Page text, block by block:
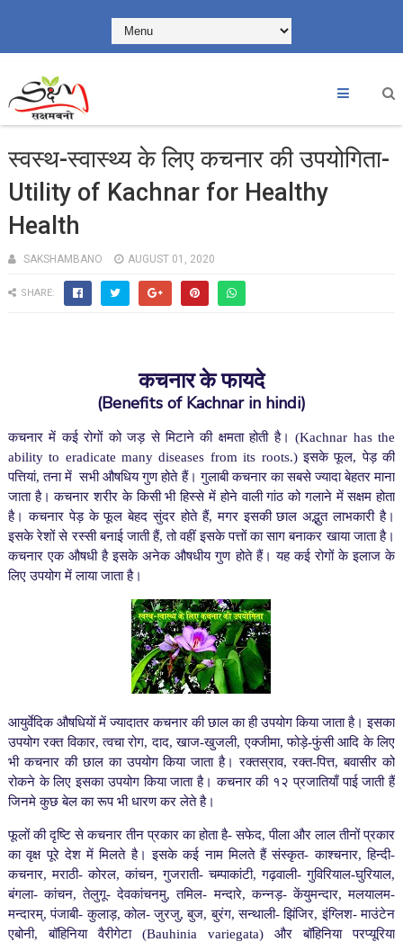
स्वस्थ-स्वास्थ्य के लिए कचनार की उपयोगिता-
Utility of Kachnar for Healthy
Health
SAKSHAMBANO AUGUST 01, 2020
SHARE:
कचनारके फायदे
(Benefits of Kachnar in hindi)
कचनार में कई रोगों को जड़ से मिटाने की क्षमता होती है। (Kachnar has the
ability to eradicate many diseases from its roots.) इसके फूल, पेड़ की
पत्तियां, तना में सभी औषधिय गुण होते हैं। गुलाबी कचनार का सबसे ज्यादा बेहतर माना
जाता है। कचनार शरीर के किसी भी हिस्से में होने वाली गांठ को गलाने में सक्षम होता
है। कचनार पेड़ के फूल बेहद सुंदर होते हैं, मगर इसकी छाल अद्भुत लाभकारी है।
इसके रेशों से रस्सी बनाई जाती हैं, तो वहीं इसके पत्तों का साग बनाकर खाया जाता है।
कचनार एक औषधी है इसके अनेक औषधीय गुण होते हैं। यह कई रोगों के इलाज के
लिए उपयोग में लाया जाता है।
आयुर्वेदिक औषधियों में ज्यादातर कचनार की छाल का ही उपयोग किया जाता है। इसका
उपयोग रक्त विकार, त्वचा रोग, दाद, खाज-खुजली, एक्जीमा, फोड़े-फुंसी आदि के लिए
भी कचनार की छाल का उपयोग किया जाता है। रक्तस्राव, रक्त-पित्त, बवासीर को
रोकने के लिए इसका उपयोग किया जाता है। कचनार की १२ प्रजातियाँ पाई जाती हैं
जिनमे कुछ बेल का रूप भी धारण कर लेते है।
फूलों की दृष्टि से कचनार तीन प्रकार का होता है- सफेद, पीला और लाल तीनों प्रकार
का वृक्ष पूरे देश में मिलते है। इसके कई नाम मिलते हैं संस्कृत- काश्चनार, हिन्दी-
कचनार, मराठी- कोरल, कांचन, गुजराती- चम्पाकांटी, गढ़वाली- गुविरियाल-घुरियाल,
बंगला- कांचन, तेलुगू- देवकांचनमु, तमिल- मन्दारे, कन्नड़- केंयुमन्दार, मलयालम-
मन्दारम्, पंजाबी- कुलाड़, कोल- जुरजु, बुज, बुरंग, सन्थाली- झिंजिर, इंग्लिश- माउंटेन
एबोनी, बॉहिनिया वैरीगेटा (Bauhinia variegata) और बॉहिनिया परप्यूरिया